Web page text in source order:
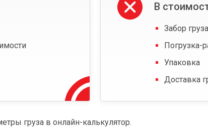
В
Забор
Погрузка-
Упаковка
Доставка
груза в онлайн-калькулятор.